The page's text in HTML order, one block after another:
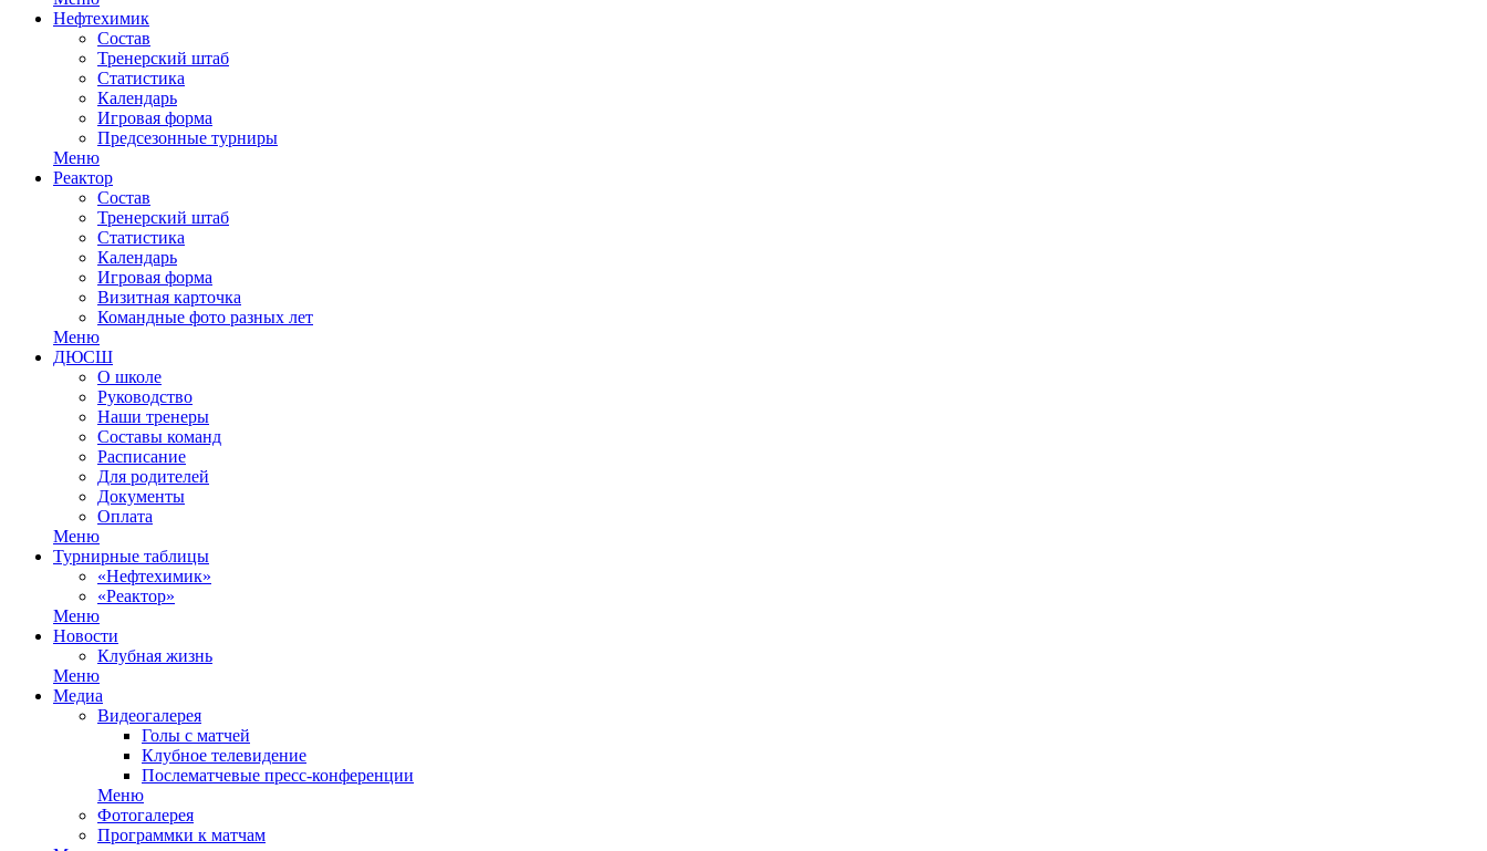
Нефтехимик
Состав
Тренерский штаб
Статистика
Календарь
Игровая форма
Предсезонные турниры
Меню
Реактор
Состав
Тренерский штаб
Статистика
Календарь
Игровая форма
Визитная карточка
Командные фото разных лет
Меню
ДЮСШ
О школе
Руководство
Наши тренеры
Составы команд
Расписание
Для родителей
Документы
Оплата
Меню
Турнирные таблицы
«Нефтехимик»
«Реактор»
Меню
Новости
Клубная жизнь
Меню
Медиа
Видеогалерея
Голы с матчей
Клубное телевидение
Послематчевые пресс-конференции
Меню
Фотогалерея
Программки к матчам